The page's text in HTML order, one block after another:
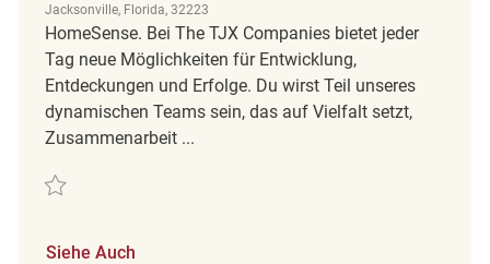
Jacksonville, Florida, 32223
HomeSense. Bei The TJX Companies bietet jeder
Tag neue Möglichkeiten für Entwicklung,
Entdeckungen und Erfolge. Du wirst Teil unseres
dynamischen Teams sein, das auf Vielfalt setzt,
Zusammenarbeit ...
Retten Homesense | Merchandise Associate REQ141284
Siehe Auch